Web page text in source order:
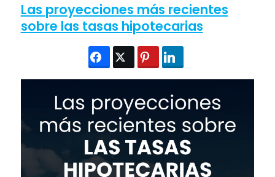
Las proyecciones más recientes
sobre las tasas hipotecarias